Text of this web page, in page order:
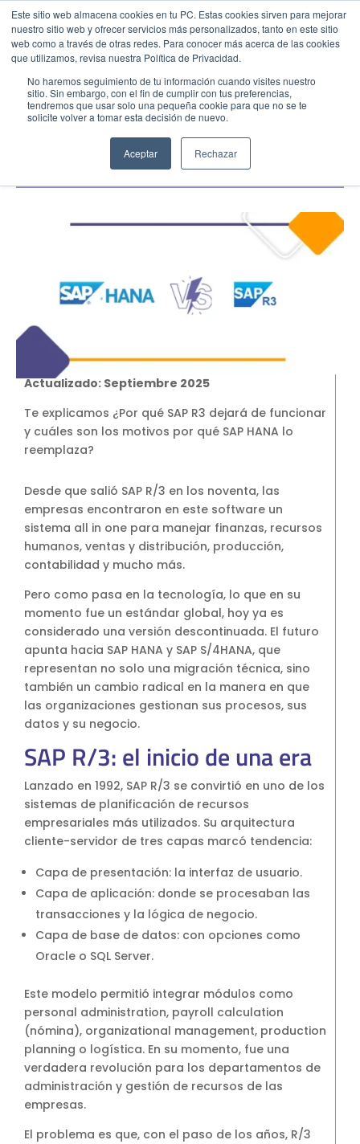
Este sitio web almacena cookies en tu PC. Estas cookies sirven para mejorar
nuestro sitio web y ofrecer servicios más personalizados, tanto en este sitio
web como a través de otras redes. Para conocer más acerca de las cookies
que utilizamos, revisa nuestra Política de Privacidad.
No haremos seguimiento de tu información cuando visites nuestro
sitio. Sin embargo, con el fin de cumplir con tus preferencias,
tendremos que usar solo una pequeña cookie para que no se te
solicite volver a tomar esta decisión de nuevo.
Aceptar Rechazar
Menu Llamar
EMPIEZA AQUÍ
Inicio
Industrias
Partner SAP en tu Ciudad
Partners Estratégicos
EXPLORAR SOLUIONES
SOLUCIONES CLOUD
SAP Business One Cloud
SAP Cloud ERP RISE
SAP BTP
SAP Success Factors
SOLUCIONES ONPREMISE
SAP Business One
Addons para SAP Business One
Migración a S4HANA
SOPORTE
Soporte y Mantenimiento SAP
Soporte y Manntenimiento SAP
Business One
Soporte y Mantenimiento SAP
S4HANA Cloud
CONSULTORIA
Consultoria SAP
Consultoria SAP Business One
Consultoria SAP S4HANA Cloud
ÚNETE
¡Más de 400 clientes!
Únete a ellos
Transformación Digital
SAP R3: su discontinuidad y su evolución
hacia SAP HANA
Actualizado: Septiembre 2025
Te explicamos ¿Por qué SAP R3 dejará de funcionar
y cuáles son los motivos por qué SAP HANA lo
reemplaza?
Desde que salió SAP R/3 en los noventa, las
empresas encontraron en este software un
sistema all in one para manejar finanzas, recursos
humanos, ventas y distribución, producción,
contabilidad y mucho más.
Pero como pasa en la tecnología, lo que en su
momento fue un estándar global, hoy ya es
considerado una versión descontinuada. El futuro
apunta hacia SAP HANA y SAP S/4HANA, que
representan no solo una migración técnica, sino
también un cambio radical en la manera en que
las organizaciones gestionan sus procesos, sus
datos y su negocio.
SAP R/3: el inicio de una era
Lanzado en 1992, SAP R/3 se convirtió en uno de los
sistemas de planificación de recursos
empresariales más utilizados. Su arquitectura
cliente-servidor de tres capas marcó tendencia:
Capa de presentación: la interfaz de usuario.
Capa de aplicación: donde se procesaban las
transacciones y la lógica de negocio.
Capa de base de datos: con opciones como
Oracle o SQL Server.
Este modelo permitió integrar módulos como
personal administration, payroll calculation
(nómina), organizational management, production
planning o logística. En su momento, fue una
verdadera revolución para los departamentos de
administración y gestión de recursos de las
empresas.
El problema es que, con el paso de los años, R/3